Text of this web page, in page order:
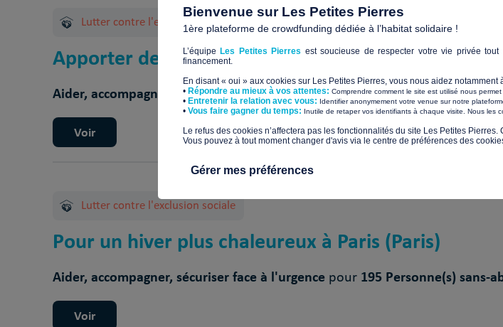
Lutter contre l'exclusion sociale
Apporter de la chaleur aux personnes sans-abri à
Aider, accompagner, sécuriser face à l'urgence pour190 Personne(s) sans-
Voir
Lutter contre l'exclusion sociale
Pour un hiver plus chaleureux à Paris (Paris)
Aider, accompagner, sécuriser face à l'urgence pour 195 Personne(s) sans-
Voir
Bienvenue sur Les Petites Pierres
1ère plateforme de crowdfunding dédiée à l’habitat solidaire !
L’équipeLes Petites Pierres est soucieuse de respecter votre vie privée
financement.
En disant « oui » aux cookies sur Les Petites Pierres, vous nous aidez notamment
• Répondre au mieux à vos attentes: Comprendre comment le site est utilisé nous
• Entretenir la relation avec vous: Identifier anonymement votre venue sur notre
​• Vous faire gagner du temps: Inutile de retaper vos identifiants à chaque visite. Nous les
​Le refus des cookies n’affectera pas les fonctionnalités du site Les Petites
Vous pouvez à tout moment changer d'avis via le centre de préférences des
Gérer mes préférences